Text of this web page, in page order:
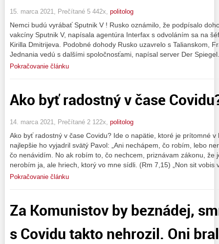
15. marca 2021, Prečítané 5 442x, politolog
Nemci budú vyrábať Sputnik V ! Rusko oznámilo, že podpísalo
vakcíny Sputnik V, napísala agentúra Interfax s odvoláním sa na
Kirilla Dmitrijeva. Podobné dohody Rusko uzavrelo s Talianskom,
Jednania vedú s dalšími spoločnosťami, napísal server Der
Pokračovanie článku
Ako byť radostný v čase
14. marca 2021, Prečítané 2 122x, politolog
Ako byť radostný v čase Covidu? Ide o napätie, ktoré je prítomné
najlepšie ho vyjadril svätý Pavol: „Ani nechápem, čo robím, lebo
čo nenávidím. No ak robím to, čo nechcem, priznávam zákonu, že
nerobím ja, ale hriech, ktorý vo mne sídli. (Rm 7,15) „Non sit
Pokračovanie článku
Za Komunistov by beznádej,
s Covidu takto nehrozil. Oni